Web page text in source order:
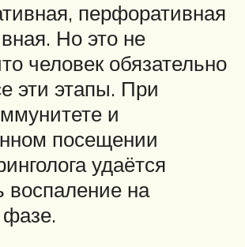
перфоративная
Но это не
человек обязательно
эти этапы. При
и
посещении
удаётся
воспаление на